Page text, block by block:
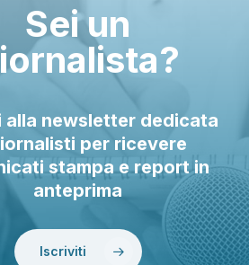
Sei un
alla newsletter dedicata
per ricevere
stampa e report in
anteprima
Iscriviti